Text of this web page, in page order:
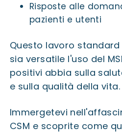
Risposte alle
pazienti e utenti
Questo lavoro
sia versatile l'uso del
positivi abbia sulla
e sulla qualità della vita.
Immergetevi
CSM e scoprite come